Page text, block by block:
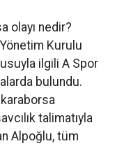
olayı nedir?
Kurulu
ilgili A Spor
bulundu.
talimatıyla
Alpoğlu, tüm